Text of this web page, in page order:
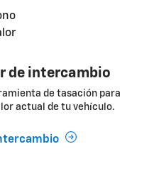
de intercambio
de tasación para
actual de tu vehículo.